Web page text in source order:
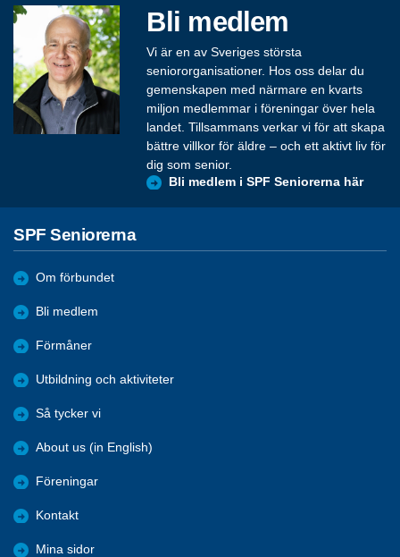
Bli medlem
Vi är en av Sveriges största
seniororganisationer. Hos oss delar du
gemenskapen med närmare en kvarts
miljon medlemmar i föreningar över hela
landet. Tillsammans verkar vi för att skapa
bättre villkor för äldre – och ett aktivt liv för
dig som senior.
Bli medlem i SPF Seniorerna här
SPF Seniorerna
Om förbundet
Bli medlem
Förmåner
Utbildning och aktiviteter
Så tycker vi
About us (in English)
Föreningar
Kontakt
Mina sidor